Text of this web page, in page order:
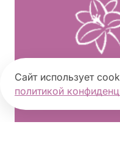
Сайт использует
политикой